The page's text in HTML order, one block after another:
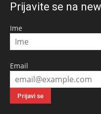
Prijavite se na
Ime
Email